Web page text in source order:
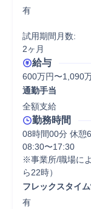
有
試用期間月数:
2ヶ月
給与
600万円〜1,090
通勤手当
全額支給
勤務時間
08時間00分 休憩
08:30〜17:30
※事業所/職場に
ら22時）
フレックスタイム
有